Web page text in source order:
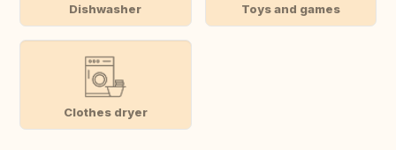
Dishwasher Toys and games
Clothes dryer